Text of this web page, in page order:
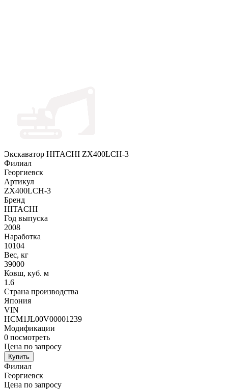
Экскаватор HITACHI ZX400LCH-3
Филиал
Георгиевск
Артикул
ZX400LCH-3
Бренд
HITACHI
Год выпуска
2008
Наработка
10104
Вес, кг
39000
Ковш, куб. м
1.6
Страна производства
Япония
VIN
HCM1JL00V00001239
Модификации
0 посмотреть
Цена по запросу
Купить
Филиал
Георгиевск
Цена по запросу